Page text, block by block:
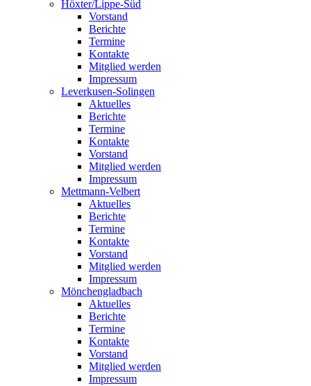
Höxter/Lippe-Süd
Vorstand
Berichte
Termine
Kontakte
Mitglied werden
Impressum
Leverkusen-Solingen
Aktuelles
Berichte
Termine
Kontakte
Vorstand
Mitglied werden
Impressum
Mettmann-Velbert
Aktuelles
Berichte
Termine
Kontakte
Vorstand
Mitglied werden
Impressum
Mönchengladbach
Aktuelles
Berichte
Termine
Kontakte
Vorstand
Mitglied werden
Impressum